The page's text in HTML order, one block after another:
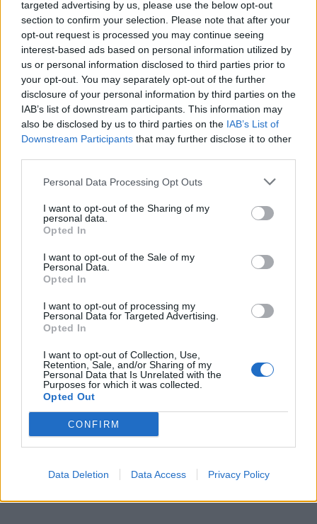
targeted advertising by us, please use the below opt-out
section to confirm your selection. Please note that after your
opt-out request is processed you may continue seeing
interest-based ads based on personal information utilized by
us or personal information disclosed to third parties prior to
your opt-out. You may separately opt-out of the further
disclosure of your personal information by third parties on the
IAB’s list of downstream participants. This information may
also be disclosed by us to third parties on the IAB’s List of
Downstream Participants that may further disclose it to other
Personal Data Processing Opt Outs
I want to opt-out of the Sharing of my
personal data.
Opted In
I want to opt-out of the Sale of my
Personal Data.
Opted In
I want to opt-out of processing my
Personal Data for Targeted Advertising.
Opted In
I want to opt-out of Collection, Use,
Retention, Sale, and/or Sharing of my
Personal Data that Is Unrelated with the
Purposes for which it was collected.
Opted Out
CONFIRM
Data Deletion Data Access Privacy Policy
18η συνεχόμενη χρονιά για τον ΟΤΕ στη διεθνή σειρά δεικτών
FTSE4Good
Alpha Bank: Για πρώτη φορά το Αρχαίο Θέατρο Επιδαύρου άνοιξε τις
πύλες του σε όλους
ΠΕΡΙΣΣΌΤΕΡΑ ΣΕ ΑΥΤΉ ΤΗΝ ΚΑΤΗΓΟΡΊΑ
ΣτΕ: «Μπλόκο» στην
κτιρίου στην περιοχή
Μακρυγιάννη
01/11/2019 - 15:33
Πάτρα: Τρεις μαθητές οι
δράστες της επίθεσης με
01/11/2019 - 16:11